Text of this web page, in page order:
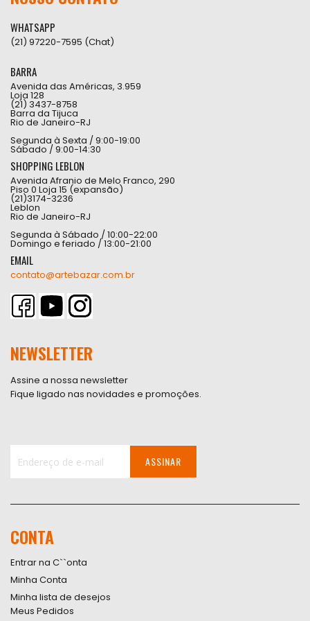
WHATSAPP
(21) 97220-7595 (Chat)
BARRA
Avenida das Américas, 3.959
Loja 128
(21) 3437-8758
Barra da Tijuca
Rio de Janeiro-RJ
Segunda à Sexta / 9:00-19:00
Sábado / 9:00-14:30
SHOPPING LEBLON
Avenida Afranio de Melo Franco, 290
Piso 0 Loja 15 (expansão)
(21)3174-3236
Leblon
Rio de Janeiro-RJ
Segunda à Sábado / 10:00-22:00
Domingo e feriado / 13:00-21:00
EMAIL
contato@artebazar.com.br
NEWSLETTER
Assine a nossa newsletter
Fique ligado nas novidades e promoções.
Newsletter:
ASSINAR
CONTA
Entrar na C``onta
Minha Conta
Minha lista de desejos
Meus Pedidos